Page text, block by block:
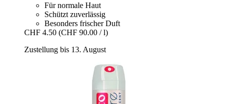
Für normale Haut
Schützt zuverlässig
Besonders frischer Duft
CHF 4.50 (CHF 90.00 / l)
Zustellung bis 13. August